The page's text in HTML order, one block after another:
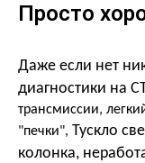
Просто
Даже если нет
диагностики на
трансмиссии,
"печки", Тускло
колонка,